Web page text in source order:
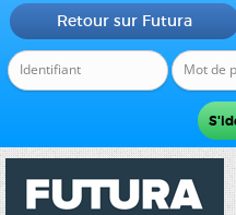
Retour sur Futura